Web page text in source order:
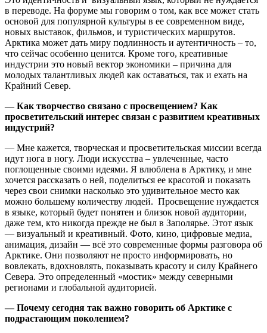
в переводе. На форуме мы говорим о том, как все может стать
основой для популярной культуры в ее современном виде,
новых выставок, фильмов, и туристических маршрутов.
Арктика может дать миру подлинность и аутентичность – то,
что сейчас особенно ценится. Кроме того, креативные
индустрии это новый вектор экономики – причина для
молодых талантливых людей как оставаться, так и ехать на
Крайний Север.
— Как творчество связано с просвещением? Как
просветительский интерес связан с развитием креативных
индустрий?
— Мне кажется, творческая и просветительская миссии всегда
идут нога в ногу. Люди искусства – увлеченные, часто
поглощенные своими идеями. Я влюблена в Арктику, и мне
хочется рассказать о ней, поделиться ее красотой и показать
через свои снимки насколько это удивительное место как
можно большему количеству людей. Просвещение нуждается
в языке, который будет понятен и близок новой аудитории,
даже тем, кто никогда прежде не был в Заполярье. Этот язык
— визуальный и креативный. Фото, кино, цифровые медиа,
анимация, дизайн — всё это современные формы разговора об
Арктике. Они позволяют не просто информировать, но
вовлекать, вдохновлять, показывать красоту и силу Крайнего
Севера. Это определенный «мостик» между северными
регионами и глобальной аудиторией.
— Почему сегодня так важно говорить об Арктике с
подрастающим поколением?